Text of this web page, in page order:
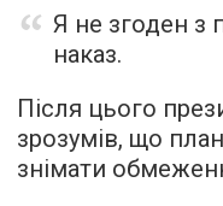
Я не згоден з
наказ.
Після цього
зрозумів, що
знімати